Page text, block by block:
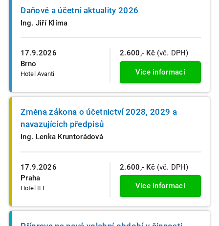
17.9.2026
Brno
Hotel Avanti
Daňové a účetní aktuality 2026
Ing. Jiří Klíma
2.600,- Kč (vč. DPH)
Více informací
17.9.2026
Praha
Hotel ILF
Změna zákona o účetnictví 2028, 2029 a
navazujících předpisů
Ing. Lenka Kruntorádová
2.600,- Kč (vč. DPH)
Více informací